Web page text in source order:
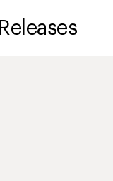
Releases